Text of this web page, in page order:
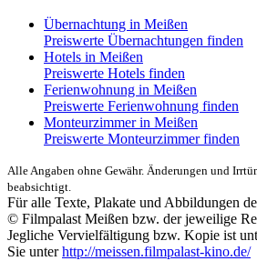
Übernachtung in Meißen
Preiswerte Übernachtungen finden
Hotels in Meißen
Preiswerte Hotels finden
Ferienwohnung in Meißen
Preiswerte Ferienwohnung finden
Monteurzimmer in Meißen
Preiswerte Monteurzimmer finden
Alle Angaben ohne Gewähr. Änderungen und
beabsichtigt.
Für alle Texte, Plakate und Abbildungen
© Filmpalast Meißen bzw. der jeweilige
Jegliche Vervielfältigung bzw. Kopie ist
Sie unterhttp://meissen.filmpalast-kino.de/